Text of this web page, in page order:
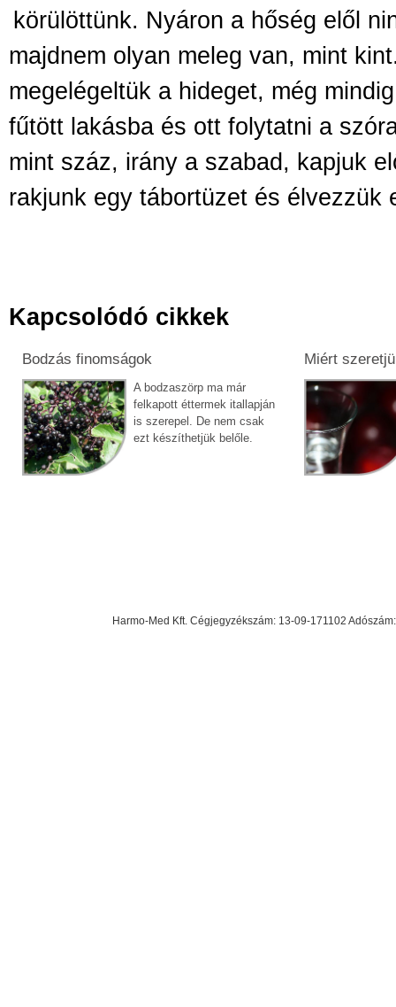
körülöttünk. Nyáron a hőség elől
majdnem olyan meleg van, mint
megelégeltük a hideget, még
fűtött lakásba és ott folytatni a
mint száz, irány a szabad, kapjuk
rakjunk egy tábortüzet és élvezzük
Kapcsolódó cikkek
Bodzás finomságok
A bodzaszörp ma már
felkapott éttermek itallapján
is szerepel. De nem csak
ezt készíthetjük belőle.
Miért
Harmo-Med Kft. Cégjegyzékszám: 13-09-171102